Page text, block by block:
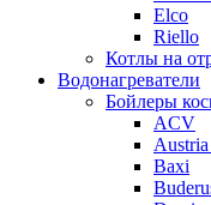
Elco
Riello
Котлы на
Водонагреватели
Бойлеры
ACV
Baxi